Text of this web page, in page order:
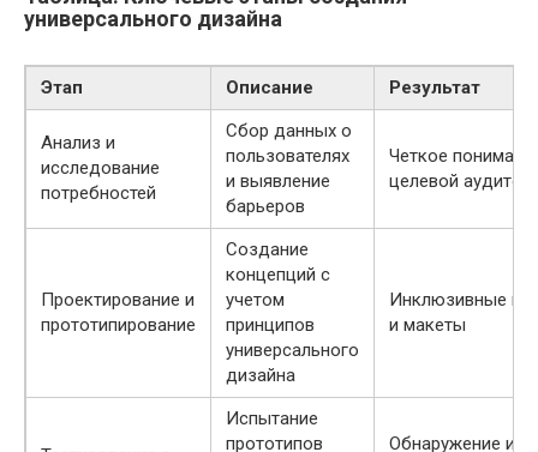
универсального дизайна
Этап Описание Результат
Анализ и
исследование
потребностей
Сбор данных о
пользователях
и выявление
барьеров
Четкое
целевой
Проектирование и
прототипирование
Создание
концепций с
учетом
принципов
универсального
дизайна
Инклюзивные
и макеты
Испытание
прототипов
Обнаружение и